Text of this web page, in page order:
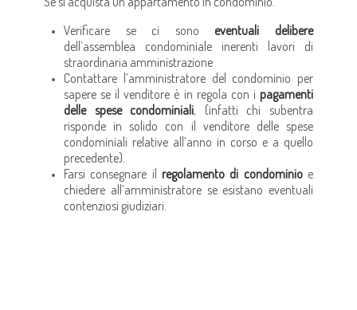
Verificare se ci sono eventuali delibere
dell’assemblea condominiale inerenti lavori di
straordinaria amministrazione
Contattare l’amministratore del condominio per
sapere se il venditore è in regola con i pagamenti
delle spese condominiali, (infatti chi subentra
risponde in solido con il venditore delle spese
condominiali relative all’anno in corso e a quello
precedente).
Farsi consegnare il regolamento di condominioe
chiedere all’amministratore se esistano eventuali
contenziosi giudiziari.